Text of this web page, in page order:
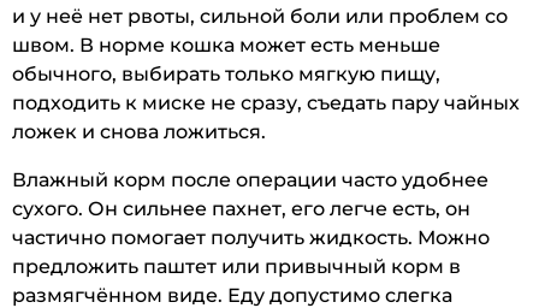
и у неё нет рвоты, сильной боли или проблем со
швом. В норме кошка может есть меньше
обычного, выбирать только мягкую пищу,
подходить к миске не сразу, съедать пару чайных
ложек и снова ложиться.
Влажный корм после операции часто удобнее
сухого. Он сильнее пахнет, его легче есть, он
частично помогает получить жидкость. Можно
предложить паштет или привычный корм в
размягчённом виде. Еду допустимо слегка